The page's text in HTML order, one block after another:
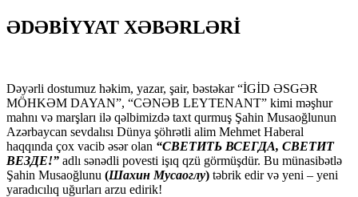
ƏDƏBİYYAT XƏBƏRLƏRİ
Dəyərli dostumuz həkim, yazar, şair, bəstəkar “İGİD ƏSGƏR
MÖHKƏM DAYAN”, “CƏNƏB LEYTENANT” kimi məşhur
mahnı və marşları ilə qəlbimizdə taxt qurmuş Şahin Musaoğlunun
Azərbaycan sevdalısı Dünya şöhrətli alim Mehmet Haberal
haqqında çox vacib əsər olan “СВЕТИТЬ ВСЕГДА, СВЕТИТ
ВЕЗДЕ!” adlı sənədli povesti işıq qzü görmüşdür. Bu münasibətlə
Şahin Musaoğlunu (Шахин Мусаоглу) təbrik edir və yeni – yeni
yaradıcılıq uğurları arzu edirik!